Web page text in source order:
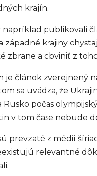
krajín.
napríklad publikovali
západné krajiny
zbrane a obviniť z
je článok zverejnený
sa uvádza, že
počas
v tom čase nebude
prevzaté z médií
relevantné